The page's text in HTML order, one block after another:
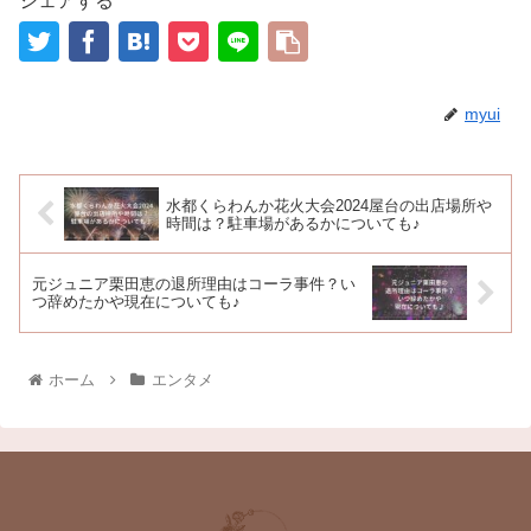
myui
水都くらわんか花火大会2024屋台の出店場所や
時間は？駐車場があるかについても♪
元ジュニア栗田恵の退所理由はコーラ事件？い
つ辞めたかや現在についても♪
ホーム エンタメ